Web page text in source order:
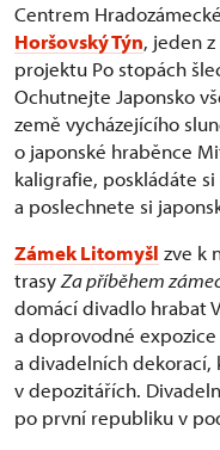
Centrem
Horšovský Týn, jeden
projektu Po stopách
Ochutnejte Japonsko
země vycházejícího
o japonské hraběnce
kaligrafie, poskládáte
a poslechnete si
Zámek Litomyšl zve k
trasyZa příběhem
domácí divadlo hrabat
a doprovodné
a divadelních
v depozitářích.
po první republiku v